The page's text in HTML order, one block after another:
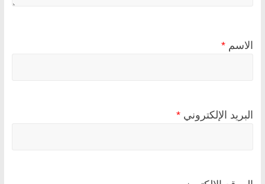
الاسم *
البريد الإلكتروني *